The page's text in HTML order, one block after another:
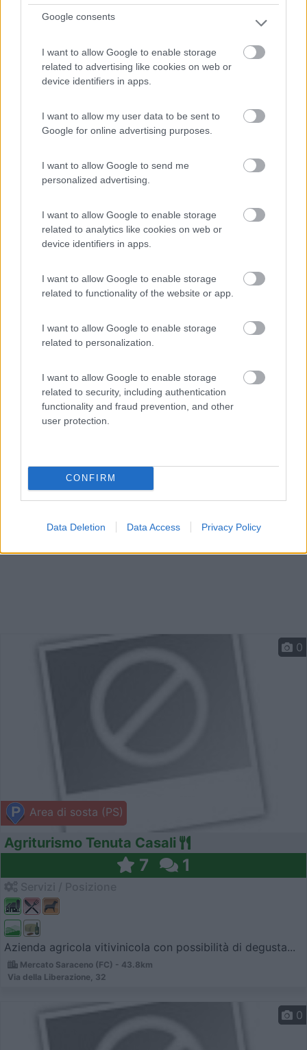
Google consents
I want to allow Google to enable storage
related to advertising like cookies on web or
device identifiers in apps.
I want to allow my user data to be sent to
Google for online advertising purposes.
I want to allow Google to send me
personalized advertising.
I want to allow Google to enable storage
related to analytics like cookies on web or
device identifiers in apps.
I want to allow Google to enable storage
related to functionality of the website or app.
I want to allow Google to enable storage
related to personalization.
I want to allow Google to enable storage
related to security, including authentication
functionality and fraud prevention, and other
user protection.
CONFIRM
Data Deletion Data Access Privacy Policy
A circa 1 km dal paese, area sosta presso Agriturismo
Piavola (FC) - 35.8km
Via Ramiera 3
Agriturismo Il Poggiolo
7 1
Servizi / Posizione
L'azienda agricola biologica, in val di Zena, coltiva cer...
Pianoro (BO) - 39.7km
Area di sosta (PS)
0
Agriturismo Tenuta Casali
7 1
Azienda agricola vitivinicola con possibilità di degusta...
Mercato Saraceno (FC) - 43.8km
Via della Liberazione, 32
0